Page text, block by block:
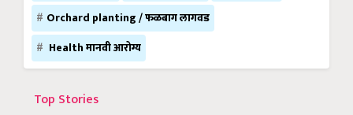
Orchard planting / फळबाग लागवड
Health मानवी आरोग्य
Top Stories